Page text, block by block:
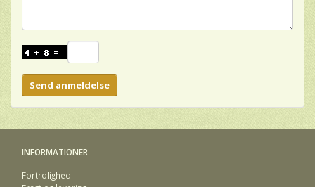
Send anmeldelse
INFORMATIONER
Fortrolighed